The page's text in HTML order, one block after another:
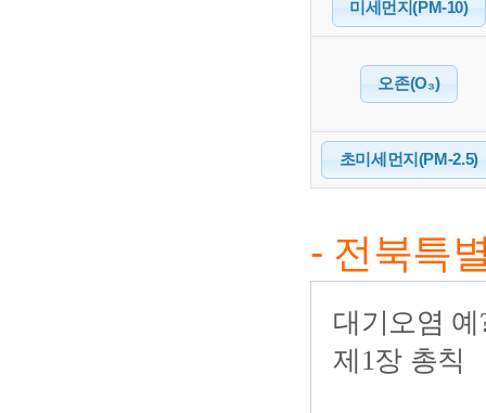
미세먼지(PM-10)
오존(O₃)
초미세먼지(PM-2.5)
- 전북특